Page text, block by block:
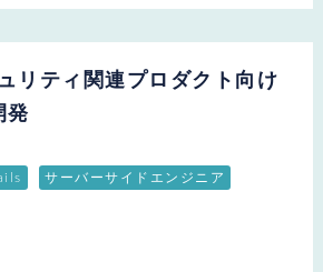
リティ関連プロダクト向け
発
サーバーサイドエンジニア